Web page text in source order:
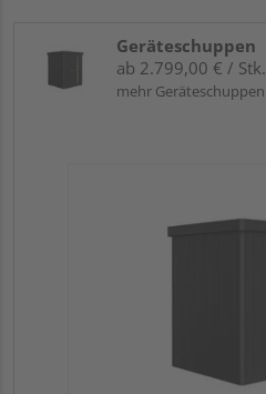
Geräteschuppen
ab 2.799,00 € / Stk.
mehr Geräteschuppen